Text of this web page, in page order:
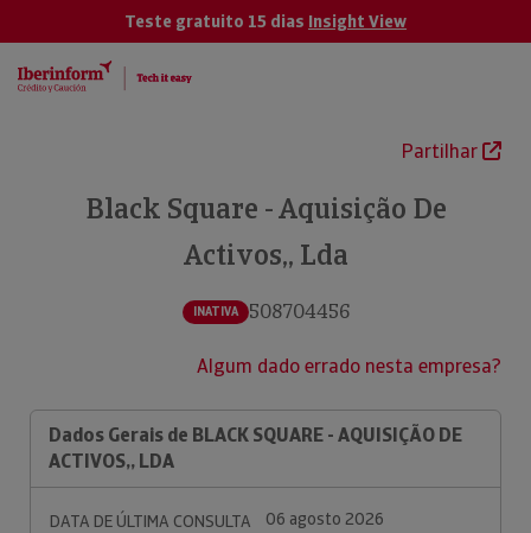
Teste gratuito 15 dias Insight View
Partilhar
Black Square - Aquisição De
Activos,, Lda
INATIVA 508704456
Algum dado errado nesta empresa?
Dados Gerais de BLACK SQUARE - AQUISIÇÃO DE
ACTIVOS,, LDA
DATA DE ÚLTIMA CONSULTA
06 agosto 2026